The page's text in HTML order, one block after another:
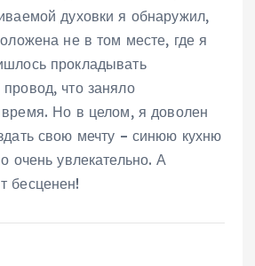
духовки я обнаружил,
не в том месте, где я
прокладывать
что заняло
время. Но в целом, я доволен
свою мечту – синюю кухню
очень увлекательно. А
бесценен!